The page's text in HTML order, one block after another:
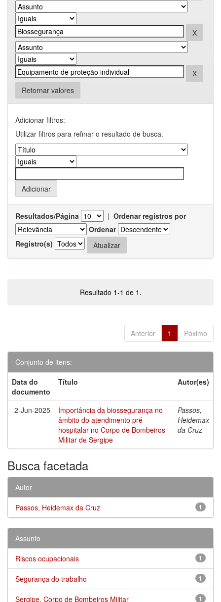
Retornar valores
Adicionar filtros:
Utilizar filtros para refinar o resultado de busca.
Resultados/Página | Ordenar registros por
Ordenar
Registro(s)
Resultado 1-1 de 1.
Anterior 1 Póximo
Conjunto de itens:
Data do
documento
Título Autor(es)
2-Jun-2025
Importância da biossegurança no
âmbito do atendimento pré-
hospitalar no Corpo de Bombeiros
Militar de Sergipe
Passos,
Heidemax
da Cruz
Busca facetada
Autor
1
Passos, Heidemax da Cruz
Assunto
1
Riscos ocupacionais
1
Segurança do trabalho
1
Sergipe. Corpo de Bombeiros Militar